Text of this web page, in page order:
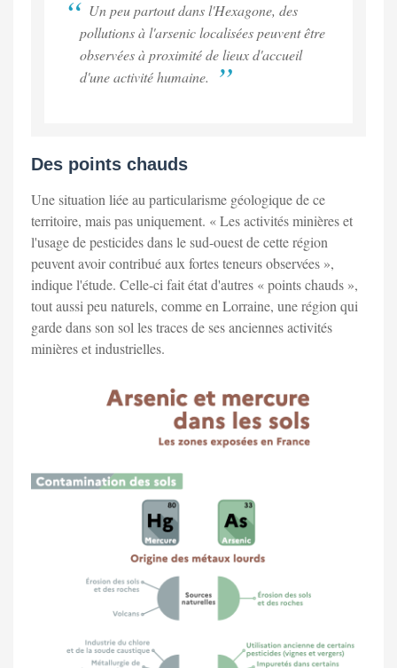
Un peu partout dans l'Hexagone, des
pollutions à l'arsenic localisées peuvent être
observées à proximité de lieux d'accueil
d'une activité humaine.
Des points chauds
Une situation liée au particularisme géologique de ce
territoire, mais pas uniquement. « Les activités minières et
l'usage de pesticides dans le sud-ouest de cette région
peuvent avoir contribué aux fortes teneurs observées »,
indique l'étude. Celle-ci fait état d'autres « points chauds »,
tout aussi peu naturels, comme en Lorraine, une région qui
garde dans son sol les traces de ses anciennes activités
minières et industrielles.